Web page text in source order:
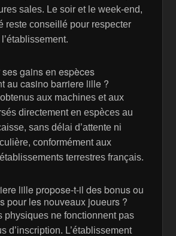
sales. Le soir et le week-end,
reste conseillé pour respecter
l’établissement.
gains en espèces
au casino barriere lille ?
aux machines et aux
directement en espèces au
sans délai d’attente ni
conformément aux
terrestres français.
lille propose-t-il des bonus ou
pour les nouveaux joueurs ?
physiques ne fonctionnent pas
d’inscription. L’établissement